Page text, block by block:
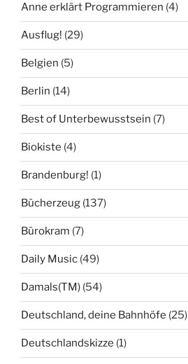
Anne erklärt Programmieren (4)
Ausflug! (29)
Belgien (5)
Berlin (14)
Best of Unterbewusstsein (7)
Biokiste (4)
Brandenburg! (1)
Bücherzeug (137)
Bürokram (7)
Daily Music (49)
Damals(TM) (54)
Deutschland, deine Bahnhöfe (25)
Deutschlandskizze (1)